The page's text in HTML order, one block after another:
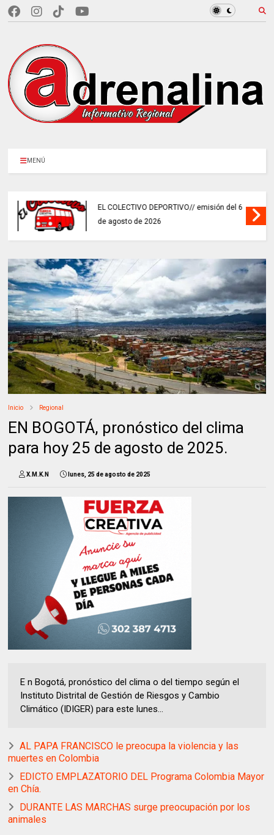
MENÚ
EL COLECTIVO DEPORTIVO// emisión del 6
de agosto de 2026
Inicio Regional
EN BOGOTÁ, pronóstico del clima
para hoy 25 de agosto de 2025.
X.M.K.N lunes, 25 de agosto de 2025
E n Bogotá, pronóstico del clima o del tiempo según el
Instituto Distrital de Gestión de Riesgos y Cambio
Climático (IDIGER) para este lunes...
AL PAPA FRANCISCO le preocupa la violencia y las
muertes en Colombia
EDICTO EMPLAZATORIO DEL Programa Colombia Mayor
en Chía.
DURANTE LAS MARCHAS surge preocupación por los
animales